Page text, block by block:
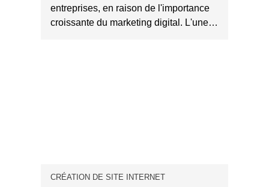
entreprises, en raison de l'importance
croissante du marketing digital. L'une…
CRÉATION DE SITE INTERNET